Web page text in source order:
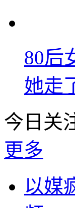
80后
她走
今日关
更多
以媒